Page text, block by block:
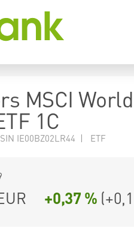
MSCI
1C
IE00BZ02LR44 | ETF
+0,37 % (